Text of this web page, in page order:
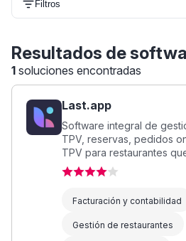
Filtros
Resultados de
1 soluciones encontradas
Last.app
Software integral de
TPV, reservas, pedidos
TPV para restaurantes
Facturación y contabilidad
Gestión de restaurantes